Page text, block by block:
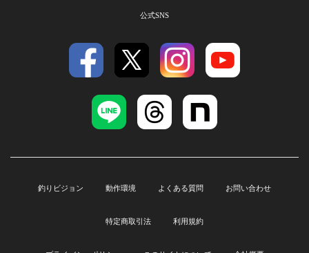
公式SNS
釣りビジョン 動作環境 よくある質問 お問い合わせ
特定商取引法 利用規約